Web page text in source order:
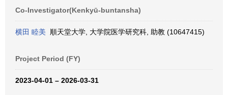
Co-Investigator(Kenkyū-buntansha)
横田 睦美 順天堂大学, 大学院医学研究科, 助教 (10647415)
Project Period (FY)
2023-04-01 – 2026-03-31